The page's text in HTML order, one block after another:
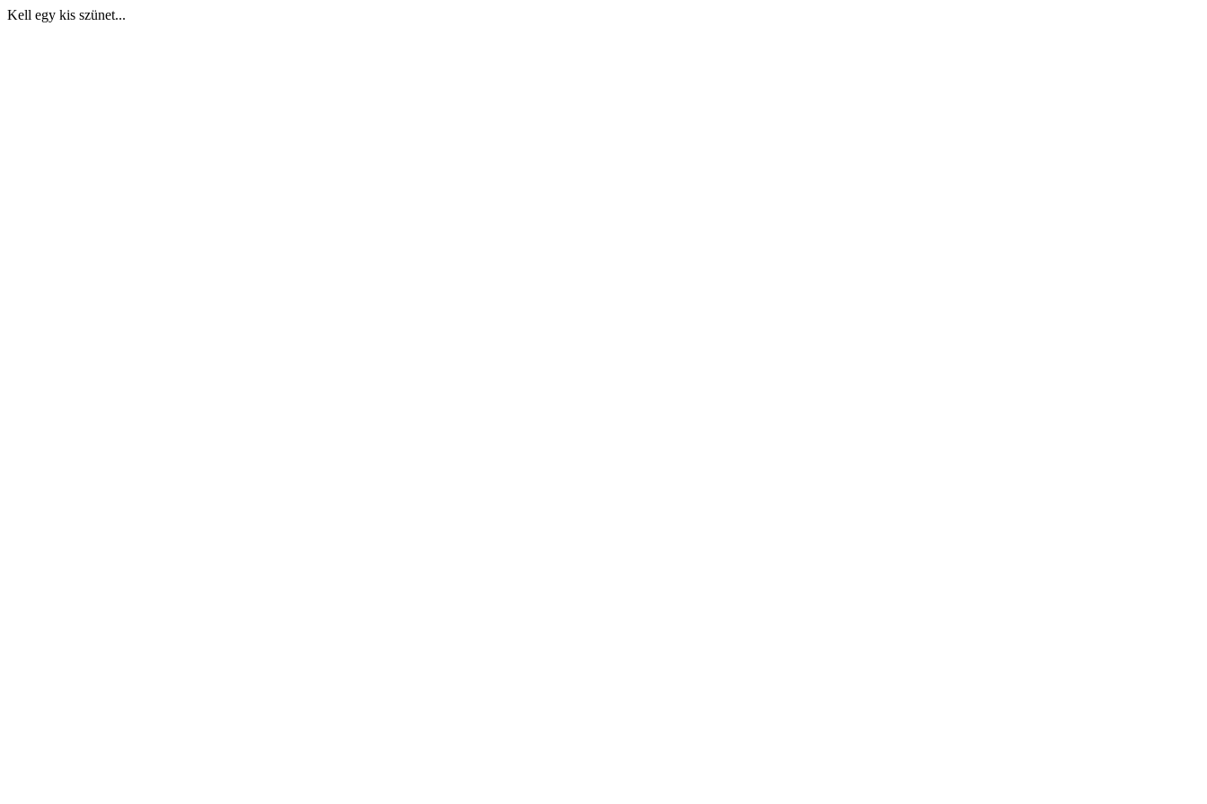
Kell egy kis szünet...